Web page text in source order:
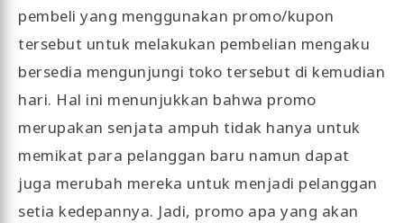
pembeli yang menggunakan promo/kupon
tersebut untuk melakukan pembelian mengaku
bersedia mengunjungi toko tersebut di kemudian
hari. Hal ini menunjukkan bahwa promo
merupakan senjata ampuh tidak hanya untuk
memikat para pelanggan baru namun dapat
juga merubah mereka untuk menjadi pelanggan
setia kedepannya. Jadi, promo apa yang akan